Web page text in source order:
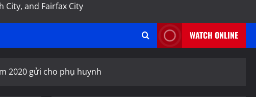
City, and Fairfax City
WATCH ONLINE
2020 gửi cho phụ huynh